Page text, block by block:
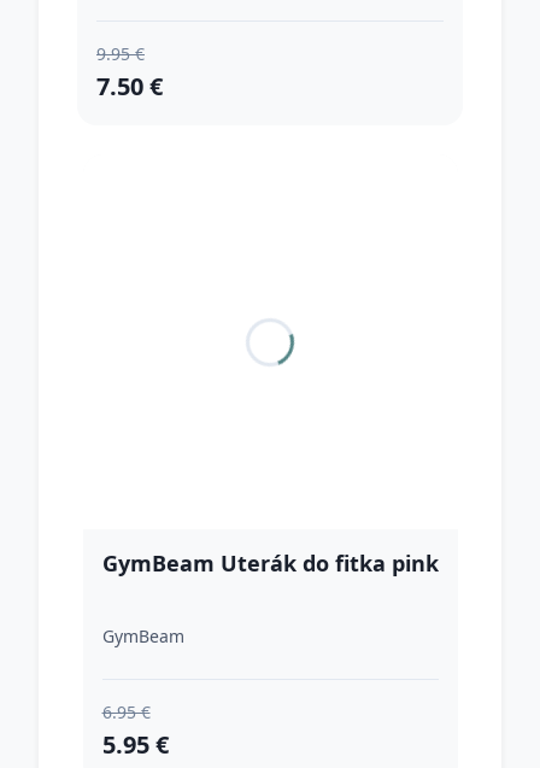
9.95 €
7.50 €
GymBeam Uterák do fitka pink
GymBeam
6.95 €
5.95 €